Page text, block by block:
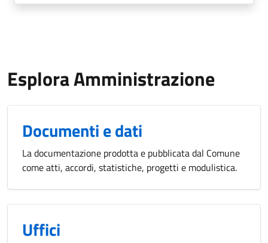
Esplora Amministrazione
Documenti e dati
La documentazione prodotta e pubblicata dal Comune
come atti, accordi, statistiche, progetti e modulistica.
Uffici